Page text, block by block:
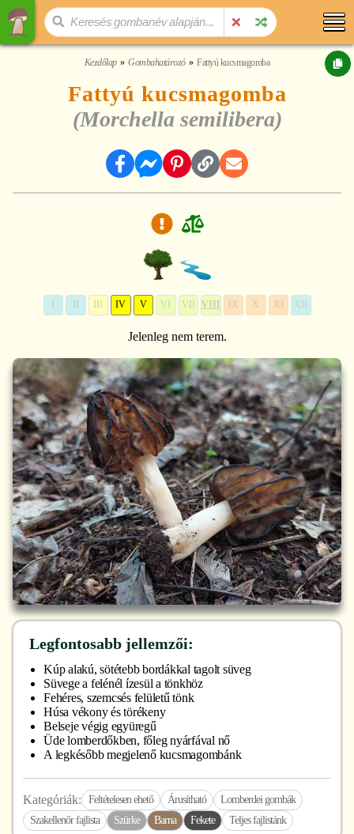
Kezdőlap Gombahatározó Fattyú kucsmagomba
Fattyú kucsmagomba
(Morchella semilibera)
IV V VI VII VIII IX X XI XII
Jelenleg nem terem.
Legfontosabb jellemzői:
Kúp alakú, sötétebb bordákkal tagolt süveg
Süvege a felénél ízesül a tönkhöz
Fehéres, szemcsés felületű tönk
Húsa vékony és törékeny
Belseje végig együregű
Üde lomberdőkben, főleg nyárfával nő
A legkésőbb megjelenő kucsmagombánk
Kategóriák: Feltételesen ehető Árusítható
Lomberdei gombák
Szakellenőr fajlista
Szürke Barna Fekete Teljes fajlistánk